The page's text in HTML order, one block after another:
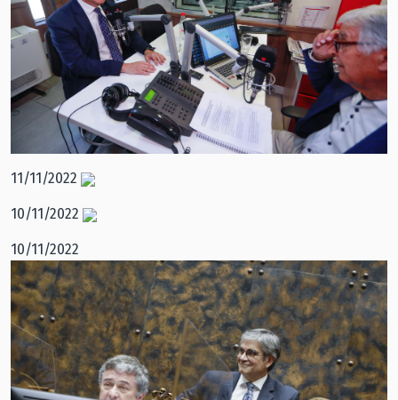
11/11/2022
10/11/2022
10/11/2022